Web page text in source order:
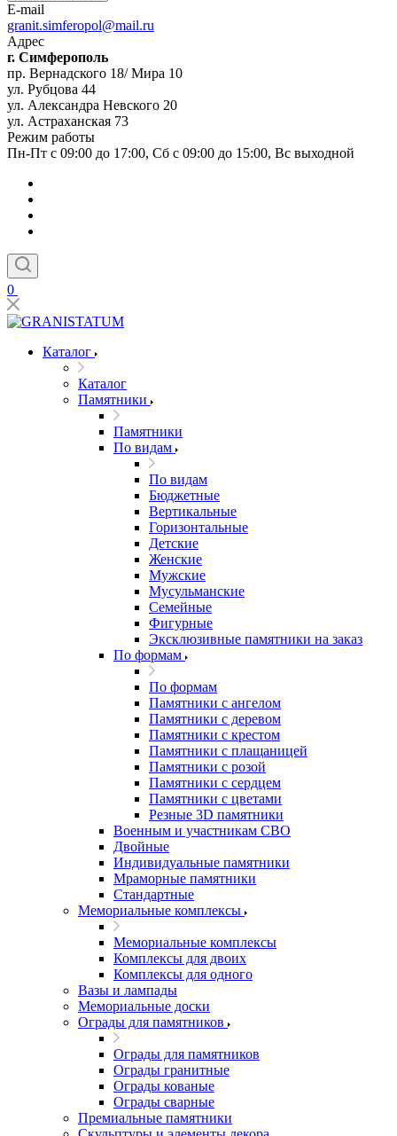
E-mail
granit.simferopol@mail.ru
Адрес
г. Симферополь
пр. Вернадского 18/ Мира 10
ул. Рубцова 44
ул. Александра Невского 20
ул. Астраханская 73
Режим работы
Пн-Пт с 09:00 до 17:00, Сб с 09:00 до 15:00, Вс выходной
0
Каталог
Каталог
Памятники
Памятники
По видам
По видам
Бюджетные
Вертикальные
Горизонтальные
Детские
Женские
Мужские
Мусульманские
Семейные
Фигурные
Эксклюзивные памятники на заказ
По формам
По формам
Памятники с ангелом
Памятники с деревом
Памятники с крестом
Памятники с плащаницей
Памятники с розой
Памятники с сердцем
Памятники с цветами
Резные 3D памятники
Военным и участникам СВО
Двойные
Индивидуальные памятники
Мраморные памятники
Стандартные
Мемориальные комплексы
Мемориальные комплексы
Комплексы для двоих
Комплексы для одного
Вазы и лампады
Мемориальные доски
Ограды для памятников
Ограды для памятников
Ограды гранитные
Ограды кованые
Ограды сварные
Премиальные памятники